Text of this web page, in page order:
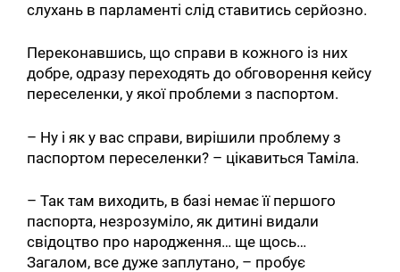
слухань в парламенті слід ставитись серйозно.
Переконавшись, що справи в кожного із них
добре, одразу переходять до обговорення кейсу
переселенки, у якої проблеми з паспортом.
– Ну і як у вас справи, вирішили проблему з
паспортом переселенки? – цікавиться Таміла.
– Так там виходить, в базі немає її першого
паспорта, незрозуміло, як дитині видали
свідоцтво про народження… ще щось…
Загалом, все дуже заплутано, – пробує